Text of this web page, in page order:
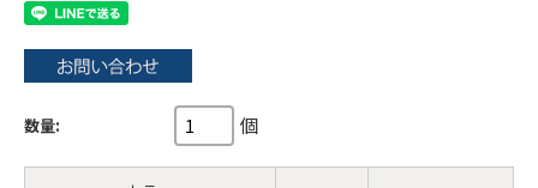
数量: 個